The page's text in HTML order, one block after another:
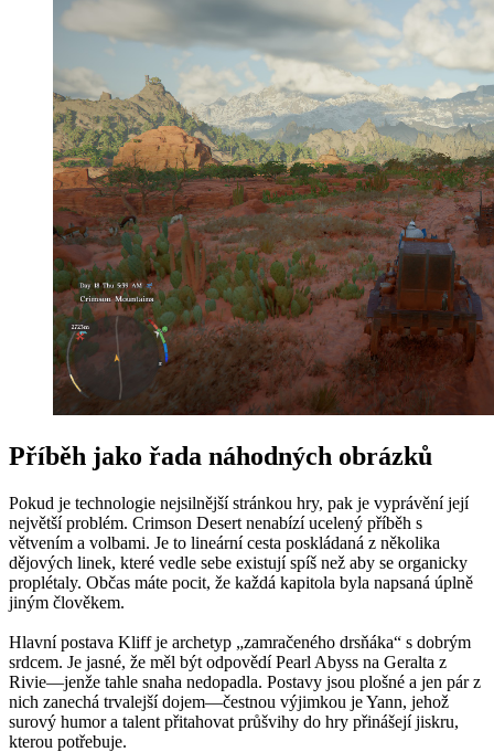
Příběh jako řada náhodných obrázků
Pokud je technologie nejsilnější stránkou hry, pak je vyprávění její
největší problém. Crimson Desert nenabízí ucelený příběh s
větvením a volbami. Je to lineární cesta poskládaná z několika
dějových linek, které vedle sebe existují spíš než aby se organicky
proplétaly. Občas máte pocit, že každá kapitola byla napsaná úplně
jiným člověkem.
Hlavní postava Kliff je archetyp „zamračeného drsňáka“ s dobrým
srdcem. Je jasné, že měl být odpovědí Pearl Abyss na Geralta z
Rivie—jenže tahle snaha nedopadla. Postavy jsou plošné a jen pár z
nich zanechá trvalejší dojem—čestnou výjimkou je Yann, jehož
surový humor a talent přitahovat průšvihy do hry přinášejí jiskru,
kterou potřebuje.